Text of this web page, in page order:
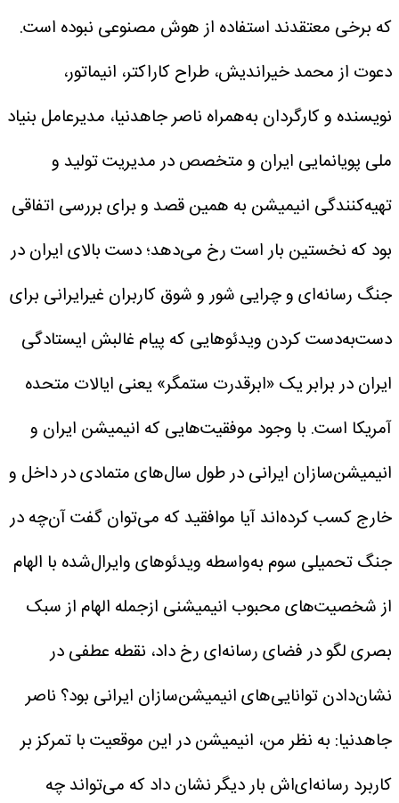
که برخی معتقدند استفاده از هوش مصنوعی نبوده است.
دعوت از محمد خیراندیش، طراح کاراکتر، انیماتور،
نویسنده و کارگردان به‌همراه ناصر جاهدنیا، مدیرعامل بنیاد
ملی پویانمایی ایران و متخصص در مدیریت تولید و
تهیه‌کنندگی انیمیشن به همین قصد و برای بررسی اتفاقی
بود که نخستین بار است رخ می‌دهد؛ دست بالای ایران در
جنگ رسانه‌ای و چرایی شور و شوق کاربران غیرایرانی برای
دست‌به‌دست کردن ویدئوهایی که پیام غالبش ایستادگی
ایران در برابر یک «ابرقدرت ستمگر» یعنی ایالات متحده
آمریکا است. با وجود موفقیت‌هایی که انیمیشن ایران و
انیمیشن‌سازان ایرانی در طول سال‌های متمادی در داخل و
خارج کسب کرده‌اند آیا موافقید که می‌توان گفت آن‌چه در
جنگ تحمیلی سوم به‌واسطه ویدئوهای وایرال‌شده با الهام
از شخصیت‌های محبوب انیمیشنی ازجمله الهام از سبک
بصری لگو در فضای رسانه‌ای رخ داد، نقطه عطفی در
نشان‌دادن توانایی‌های انیمیشن‌سازان ایرانی بود؟ ناصر
جاهدنیا: به نظر من، انیمیشن در این موقعیت با تمرکز بر
کاربرد رسانه‌ای‌اش بار دیگر نشان داد که می‌تواند چه